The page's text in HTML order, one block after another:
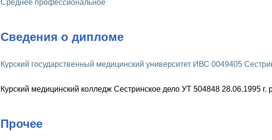
Среднее профессиональное
Сведения о дипломе
Курский государственный медицинский университет ИВС 0049405
Курский медицинский колледж Сестринское дело УТ 504848 28.06.1995 г.
Прочее